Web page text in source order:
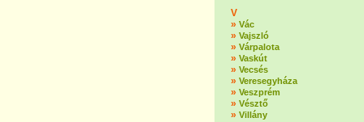
V
» Vác
» Vajszló
» Várpalota
» Vaskút
» Vecsés
» Veresegyháza
» Veszprém
» Vésztő
» Villány